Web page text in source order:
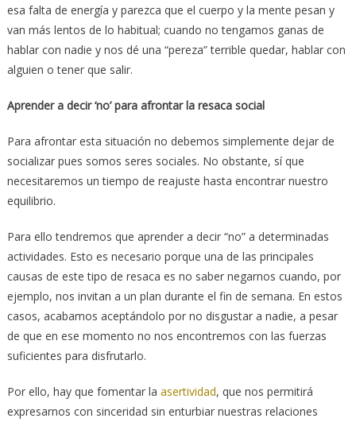
esa falta de energía y parezca que el cuerpo y la mente pesan y
van más lentos de lo habitual; cuando no tengamos ganas de
hablar con nadie y nos dé una “pereza” terrible quedar, hablar con
alguien o tener que salir.
Aprender a decir ‘no’ para afrontar la resaca social
Para afrontar esta situación no debemos simplemente dejar de
socializar pues somos seres sociales. No obstante, sí que
necesitaremos un tiempo de reajuste hasta encontrar nuestro
equilibrio.
Para ello tendremos que aprender a decir “no” a determinadas
actividades. Esto es necesario porque una de las principales
causas de este tipo de resaca es no saber negarnos cuando, por
ejemplo, nos invitan a un plan durante el fin de semana. En estos
casos, acabamos aceptándolo por no disgustar a nadie, a pesar
de que en ese momento no nos encontremos con las fuerzas
suficientes para disfrutarlo.
Por ello, hay que fomentar la asertividad, que nos permitirá
expresarnos con sinceridad sin enturbiar nuestras relaciones